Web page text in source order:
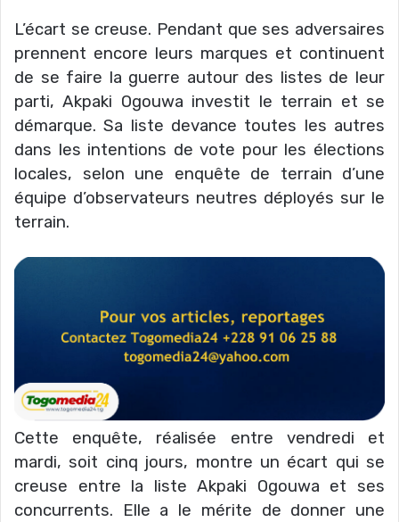
L’écart se creuse. Pendant que ses adversaires
prennent encore leurs marques et continuent
de se faire la guerre autour des listes de leur
parti, Akpaki Ogouwa investit le terrain et se
démarque. Sa liste devance toutes les autres
dans les intentions de vote pour les élections
locales, selon une enquête de terrain d’une
équipe d’observateurs neutres déployés sur le
terrain.
Cette enquête, réalisée entre vendredi et
mardi, soit cinq jours, montre un écart qui se
creuse entre la liste Akpaki Ogouwa et ses
concurrents. Elle a le mérite de donner une